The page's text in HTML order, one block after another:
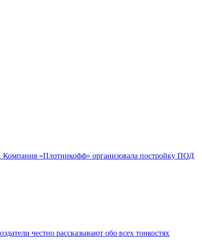
Компания «Плотникофф» организовала постройку ПОД
честно рассказывают обо всех тонкостях